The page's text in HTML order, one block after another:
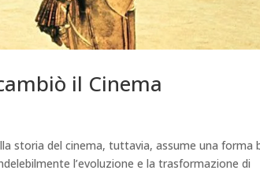
il Cinema
storia del cinema, tuttavia, assume una forma
l’evoluzione e la trasformazione di